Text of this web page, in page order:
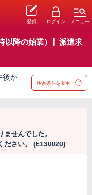
登録 ログイン メニュー
以降の始業）】派遣求
後か
検索条件を変更
せんでした。
ださい。 (E130020)